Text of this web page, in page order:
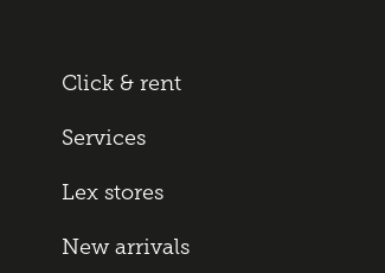
Click & rent
Services
Lex stores
New arrivals